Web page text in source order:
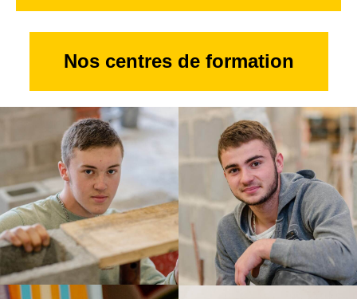
Nos centres de formation